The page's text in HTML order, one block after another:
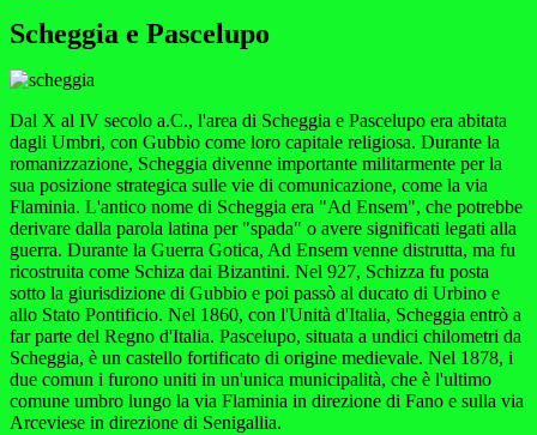
Scheggia e Pascelupo
Dal X al IV secolo a.C., l'area di Scheggia e Pascelupo era abitata
dagli Umbri, con Gubbio come loro capitale religiosa. Durante la
romanizzazione, Scheggia divenne importante militarmente per la
sua posizione strategica sulle vie di comunicazione, come la via
Flaminia. L'antico nome di Scheggia era "Ad Ensem", che potrebbe
derivare dalla parola latina per "spada" o avere significati legati alla
guerra. Durante la Guerra Gotica, Ad Ensem venne distrutta, ma fu
ricostruita come Schiza dai Bizantini. Nel 927, Schizza fu posta
sotto la giurisdizione di Gubbio e poi passò al ducato di Urbino e
allo Stato Pontificio. Nel 1860, con l'Unità d'Italia, Scheggia entrò a
far parte del Regno d'Italia. Pascelupo, situata a undici chilometri da
Scheggia, è un castello fortificato di origine medievale. Nel 1878, i
due comun i furono uniti in un'unica municipalità, che è l'ultimo
comune umbro lungo la via Flaminia in direzione di Fano e sulla via
Arceviese in direzione di Senigallia.